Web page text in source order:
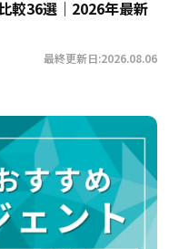
較36選｜2026年最新
最終更新日:2026.08.06